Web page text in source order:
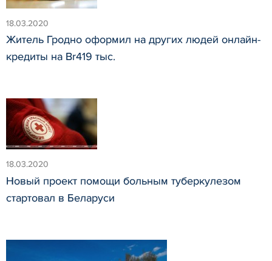
18.03.2020
Житель Гродно оформил на других людей онлайн-
кредиты на Br419 тыс.
18.03.2020
Новый проект помощи больным туберкулезом
стартовал в Беларуси